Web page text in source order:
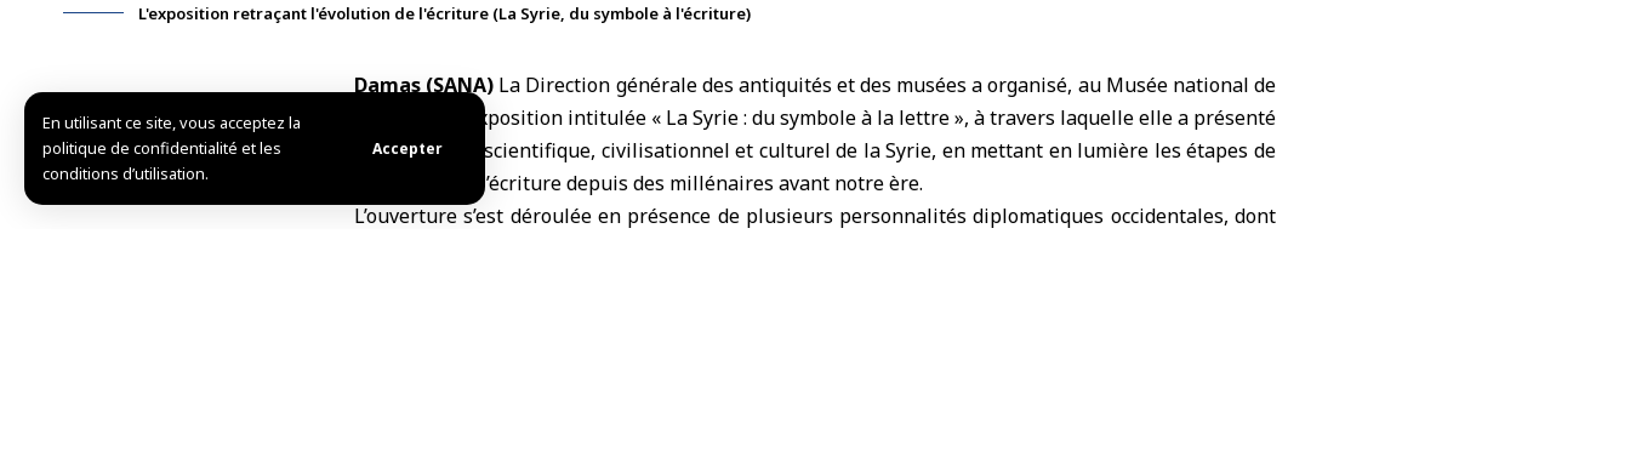
En utilisant ce site, vous acceptez la
politique de confidentialité et les
conditions d’utilisation.
Accepter
L'exposition retraçant l'évolution de l'écriture (La Syrie, du symbole à l'écriture)
Damas (SANA) La Direction générale des antiquités et des musées a organisé, au Musée national de
Damas, une exposition intitulée « La Syrie: du symbole à la lettre », à travers laquelle elle a présenté
le patrimoine scientifique, civilisationnel et culturel de la Syrie, en mettant en lumière les étapes de
l’évolution de l’écriture depuis des millénaires avant notre ère.
L’ouverture s’est déroulée en présence de plusieurs personnalités diplomatiques occidentales, dont